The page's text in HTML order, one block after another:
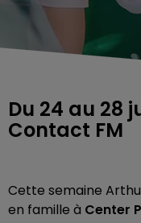
Du 24 au 28
Contact FM
Cette semaine
en famille à Center